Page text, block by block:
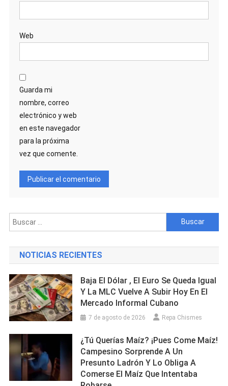
Web
Guarda mi
nombre, correo
electrónico y web
en este navegador
para la próxima
vez que comente.
Buscar:
NOTICIAS RECIENTES
Baja El Dólar , El Euro Se Queda Igual
Y La MLC Vuelve A Subir Hoy En El
Mercado Informal Cubano
7 de agosto de 2026 Repa Chismes
¿Tú Querías Maíz? ¡Pues Come Maíz!
Campesino Sorprende A Un
Presunto Ladrón Y Lo Obliga A
Comerse El Maíz Que Intentaba